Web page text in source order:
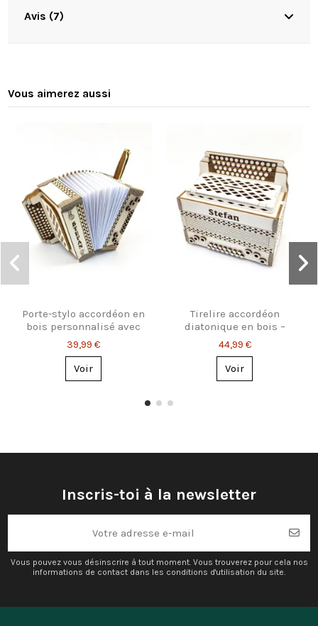
Avis (7)
Vous aimerez aussi
Porte-stylo accordéon en
bois personnalisé avec
prénom
39,99 €
Voir
Tirelire accordéon
diatonique en bois –
Cadeau personnalisé
pour musiciens
44,99 €
Voir
Inscris-toi à la newsletter
Vous pouvez vous désinscrire à tout moment. Vous trouverez pour cela nos
informations de contact dans les conditions d'utilisation du site.